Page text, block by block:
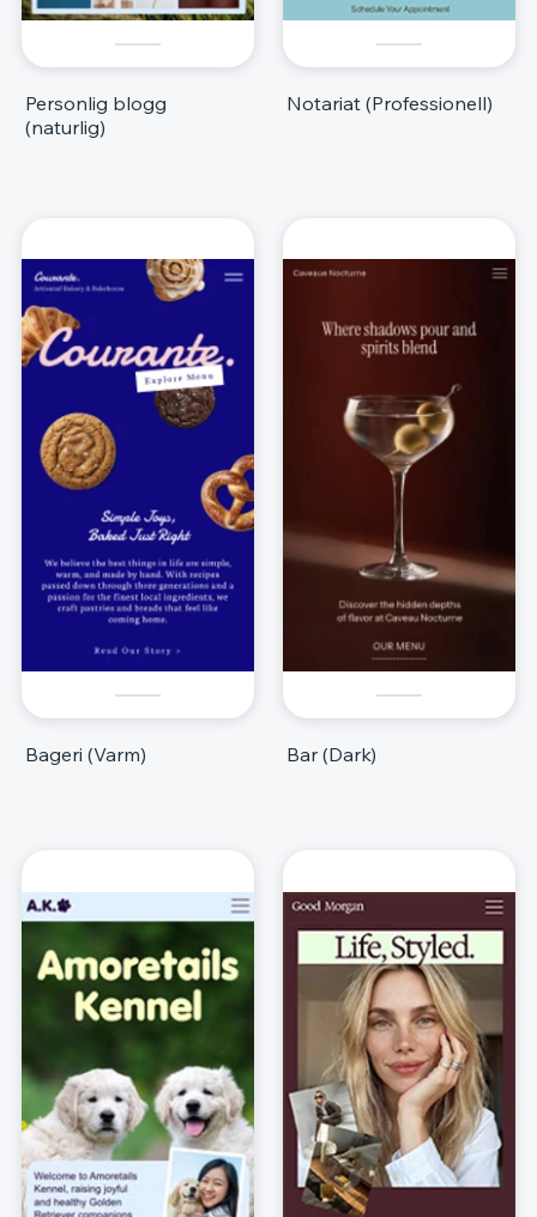
Personlig blogg
(naturlig)
Notariat (Professionell)
Bageri (Varm) Bar (Dark)